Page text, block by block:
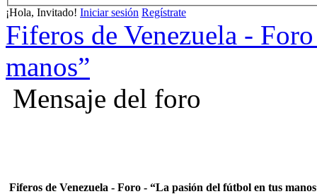
¡Hola, Invitado! Iniciar sesión Regístrate
Fiferos de Venezuela -
manos”
Mensaje del foro
Fiferos de Venezuela - Foro - “La pasión del fútbol en tus